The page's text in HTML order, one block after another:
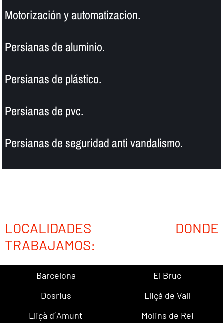
Motorización y automatizacion.
Persianas de aluminio.
Persianas de plástico.
Persianas de pvc.
Persianas de seguridad anti vandalismo.
LOCALIDADES DONDE
TRABAJAMOS:
Barcelona
El Bruc
Dosrius
Lliçà de Vall
Lliçà d´Amunt
Molins de Rei